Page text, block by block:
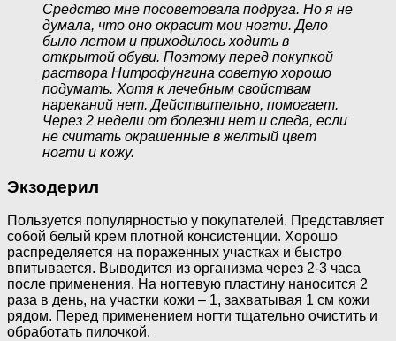
Средство мне посоветовала подруга. Но я не
думала, что оно окрасит мои ногти. Дело
было летом и приходилось ходить в
открытой обуви. Поэтому перед покупкой
раствора Нитрофунгина советую хорошо
подумать. Хотя к лечебным свойствам
нареканий нет. Действительно, помогает.
Через 2 недели от болезни нет и следа, если
не считать окрашенные в желтый цвет
ногти и кожу.
Экзодерил
Пользуется популярностью у покупателей. Представляет
собой белый крем плотной консистенции. Хорошо
распределяется на пораженных участках и быстро
впитывается. Выводится из организма через 2-3 часа
после применения. На ногтевую пластину наносится 2
раза в день, на участки кожи – 1, захватывая 1 см кожи
рядом. Перед применением ногти тщательно очистить и
обработать пилочкой.